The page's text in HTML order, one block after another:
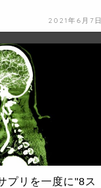
2021年6月7日
プリを一度に"8ス